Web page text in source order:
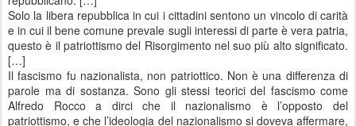
Solo la libera repubblica in cui i cittadini sentono un vincolo di carità
e in cui il bene comune prevale sugli interessi di parte è vera patria,
questo è il patriottismo del Risorgimento nel suo più alto significato.
[…]
Il fascismo fu nazionalista, non patriottico. Non è una differenza di
parole ma di sostanza. Sono gli stessi teorici del fascismo come
Alfredo Rocco a dirci che il nazionalismo è l’opposto del
patriottismo, e che l’ideologia del nazionalismo si doveva affermare,